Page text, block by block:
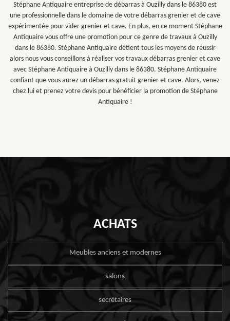
Stéphane Antiquaire entreprise de débarras à Ouzilly dans le 86380 est
une professionnelle dans le domaine de votre débarras grenier et de cave
expérimentée pour vider grenier et cave. En plus, en ce moment Stéphane
Antiquaire vous offre une promotion pour ce genre de travaux à Ouzilly
dans le 86380. Stéphane Antiquaire détient tous les moyens de réussir
alors nous vous conseillons à réaliser vos travaux débarras grenier et cave
avec Stéphane Antiquaire à Ouzilly dans le 86380. Stéphane Antiquaire
confiant que vous aurez un débarras gratuit grenier et cave. Alors, venez
chez lui et prenez votre devis pour bénéficier la promotion de Stéphane
Antiquaire !
ACHATS
Meubles anciens et modernes
salons
secrétaires